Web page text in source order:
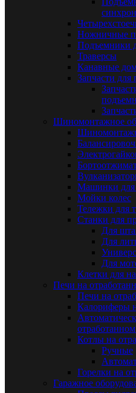
Ножничные
Подъемники
Траверсы
Канавные
Запчасти для
Шиномонтажное
Машинки для
Мойки колес
Тележки для
Станки для
Для
Для
Для
Клетки для
Печи на
Печи на
Калориферы
Котлы на
Ручные
Горелки на
Гаражное